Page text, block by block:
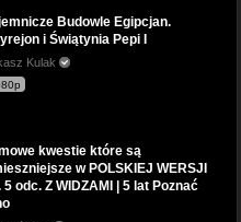
Budowle Egipcjan.
i Świątynia Pepi I
Kulak
kwestie które są
w POLSKIEJ WERSJI
5 odc. Z WIDZAMI | 5 lat Poznać